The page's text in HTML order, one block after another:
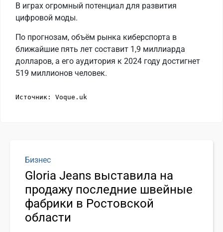
В играх огромный потенциал для развития
цифровой моды.
По прогнозам, объём рынка киберспорта в
ближайшие пять лет составит 1,9 миллиарда
долларов, а его аудитория к 2024 году достигнет
519 миллионов человек.
Источник: Voque.uk
Бизнес
Gloria Jeans выставила на
продажу последние швейные
фабрики в Ростовской
области